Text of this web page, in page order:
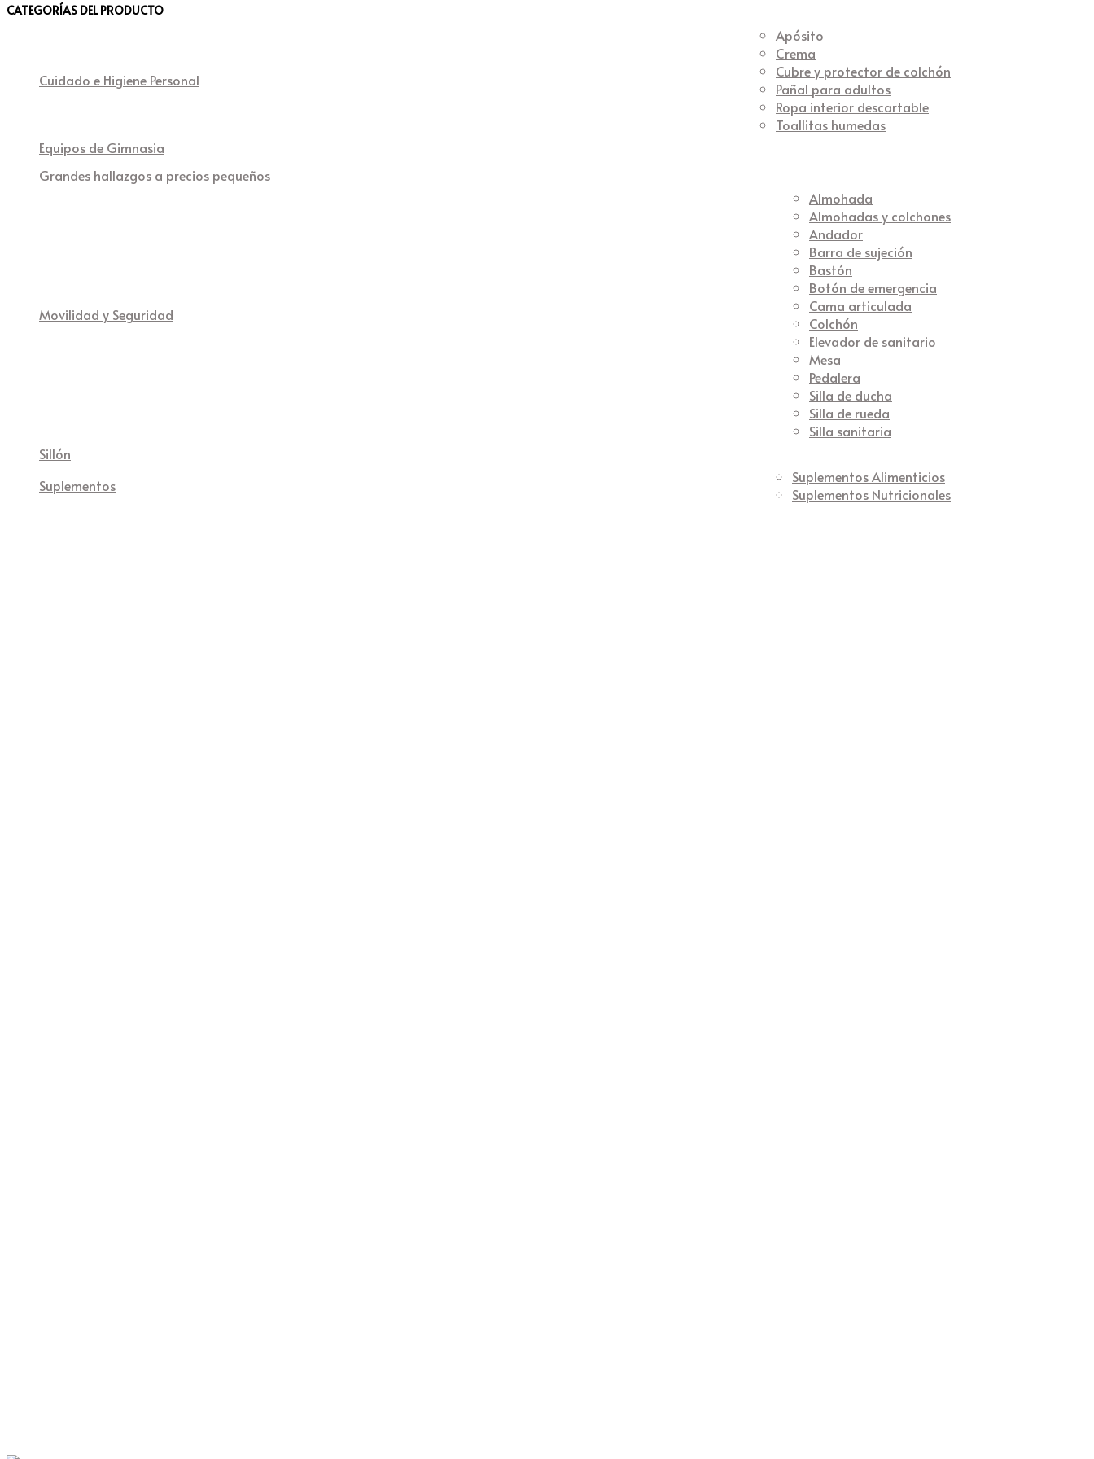
CATEGORÍAS DEL PRODUCTO
Cuidado e Higiene Personal
Apósito
Crema
Cubre y protector de colchón
Pañal para adultos
Ropa interior descartable
Toallitas humedas
Equipos de Gimnasia
Grandes hallazgos a precios pequeños
Movilidad y Seguridad
Almohada
Almohadas y colchones
Andador
Barra de sujeción
Bastón
Botón de emergencia
Cama articulada
Colchón
Elevador de sanitario
Mesa
Pedalera
Silla de ducha
Silla de rueda
Silla sanitaria
Sillón
Suplementos
Suplementos Alimenticios
Suplementos Nutricionales